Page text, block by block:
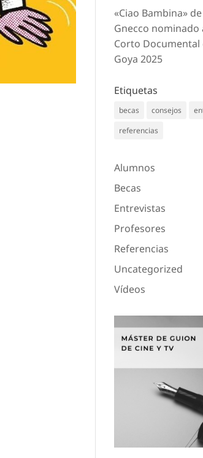
«Ciao Bambina»
Gnecco nominado
Corto Documental
Goya 2025
Etiquetas
becas consejos
referencias
Alumnos
Becas
Entrevistas
Profesores
Referencias
Uncategorized
Vídeos